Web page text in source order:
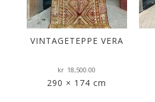
VINTAGETEPPE VERA
kr 18,500.00
290 × 174 cm